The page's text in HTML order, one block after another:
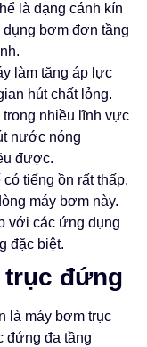
là dạng cánh kín
bơm đơn tầng
làm tăng áp lực
hút chất lỏng.
nhiều lĩnh vực
nước nóng
được.
tiếng ồn rất thấp.
máy bơm này.
với các ứng dụng
đặc biệt.
trục đứng
là máy bơm trục
đứng đa tầng